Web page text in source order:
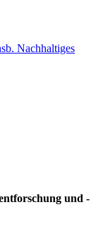
Nachhaltiges
und -